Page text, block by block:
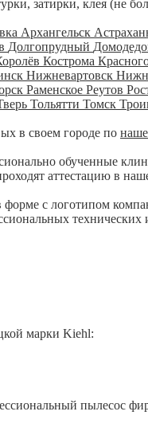
затирки, клея (не
Архангельск
Долгопрудный
Кострома
Нижневартовск
Раменское Реутов
Тольятти Томск
в своем городе по
обученные
аттестацию в
с логотипом
марки Kiehl:
пылесос